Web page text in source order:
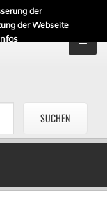
der
der Webseite